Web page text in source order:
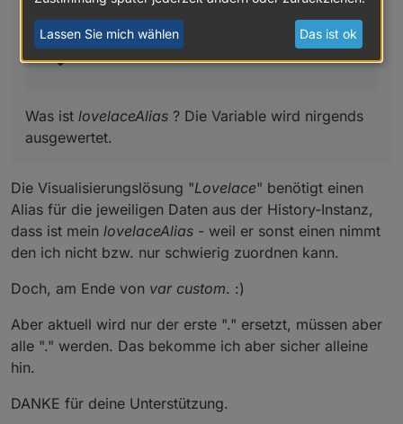
ausgewertet.
_nico sagte:
Was ist lovelaceAlias ? Die Variable wird nirgends
ausgewertet.
Die Visualisierungslösung "Lovelace" benötigt einen
Alias für die jeweiligen Daten aus der History-Instanz,
dass ist mein lovelaceAlias - weil er sonst einen nimmt
den ich nicht bzw. nur schwierig zuordnen kann.
Doch, am Ende von var custom. :)
Aber aktuell wird nur der erste "." ersetzt, müssen aber
alle "." werden. Das bekomme ich aber sicher alleine
hin.
DANKE für deine Unterstützung.
Lassen Sie mich wählen Das ist ok